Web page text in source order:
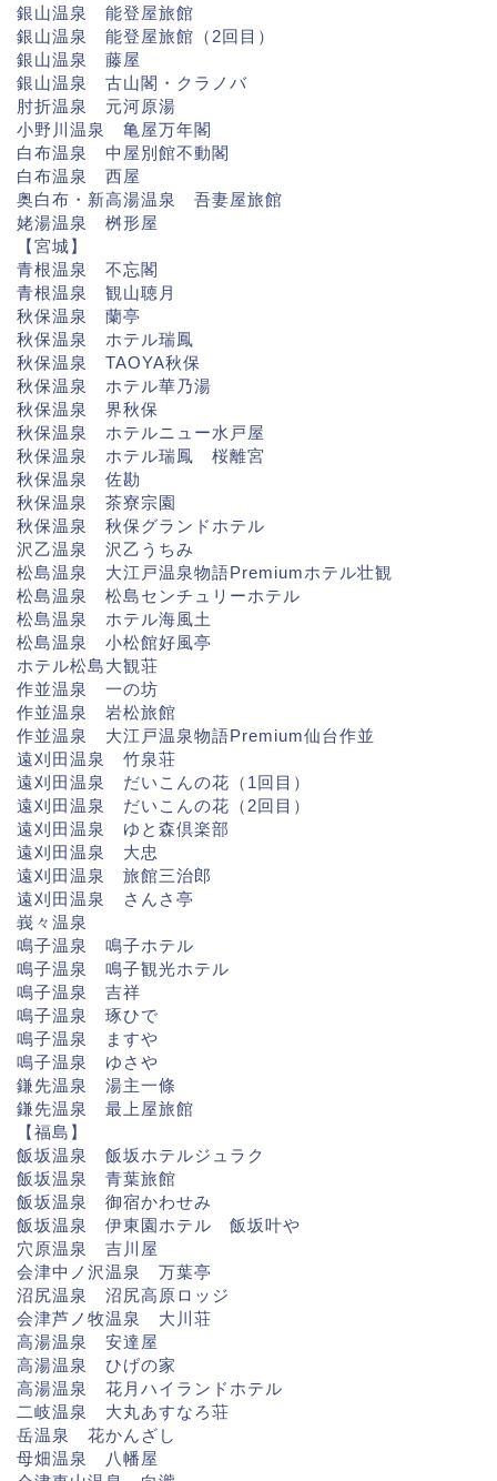
銀山温泉 能登屋旅館
銀山温泉 能登屋旅館（2回目）
銀山温泉 藤屋
銀山温泉 古山閣・クラノバ
肘折温泉 元河原湯
小野川温泉 亀屋万年閣
白布温泉 中屋別館不動閣
白布温泉 西屋
奥白布・新高湯温泉 吾妻屋旅館
姥湯温泉 桝形屋
【宮城】
青根温泉 不忘閣
青根温泉 観山聴月
秋保温泉 蘭亭
秋保温泉 ホテル瑞鳳
秋保温泉 TAOYA秋保
秋保温泉 ホテル華乃湯
秋保温泉 界秋保
秋保温泉 ホテルニュー水戸屋
秋保温泉 ホテル瑞鳳 桜離宮
秋保温泉 佐勘
秋保温泉 茶寮宗園
秋保温泉 秋保グランドホテル
沢乙温泉 沢乙うちみ
松島温泉 大江戸温泉物語Premiumホテル壮観
松島温泉 松島センチュリーホテル
松島温泉 ホテル海風土
松島温泉 小松館好風亭
ホテル松島大観荘
作並温泉 一の坊
作並温泉 岩松旅館
作並温泉 大江戸温泉物語Premium仙台作並
遠刈田温泉 竹泉荘
遠刈田温泉 だいこんの花（1回目）
遠刈田温泉 だいこんの花（2回目）
遠刈田温泉 ゆと森倶楽部
遠刈田温泉 大忠
遠刈田温泉 旅館三治郎
遠刈田温泉 さんさ亭
峩々温泉
鳴子温泉 鳴子ホテル
鳴子温泉 鳴子観光ホテル
鳴子温泉 吉祥
鳴子温泉 琢ひで
鳴子温泉 ますや
鳴子温泉 ゆさや
鎌先温泉 湯主一條
鎌先温泉 最上屋旅館
【福島】
飯坂温泉 飯坂ホテルジュラク
飯坂温泉 青葉旅館
飯坂温泉 御宿かわせみ
飯坂温泉 伊東園ホテル 飯坂叶や
穴原温泉 吉川屋
会津中ノ沢温泉 万葉亭
沼尻温泉 沼尻高原ロッジ
会津芦ノ牧温泉 大川荘
高湯温泉 安達屋
高湯温泉 ひげの家
高湯温泉 花月ハイランドホテル
二岐温泉 大丸あすなろ荘
岳温泉 花かんざし
母畑温泉 八幡屋